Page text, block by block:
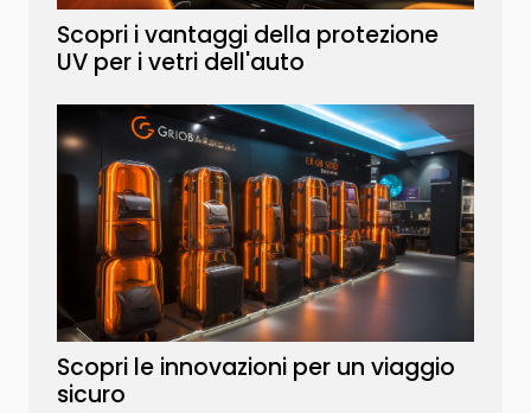
Scopri i vantaggi della protezione
UV per i vetri dell'auto
Scopri le innovazioni per un viaggio
sicuro